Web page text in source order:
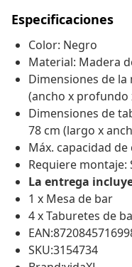
Especificaciones
Color: Negro
Material: Madera
Dimensiones de la
(ancho x profundo
Dimensiones de
78 cm (largo x
Máx. capacidad
Requiere montaje:
La entrega
1 x Mesa de bar
4 x Taburetes de
SKU:3154734